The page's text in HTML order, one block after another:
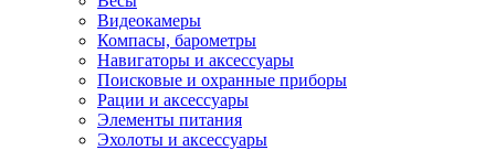
Видеокамеры
Компасы, барометры
Навигаторы и аксессуары
Поисковые и охранные приборы
Рации и аксессуары
Элементы питания
Эхолоты и аксессуары